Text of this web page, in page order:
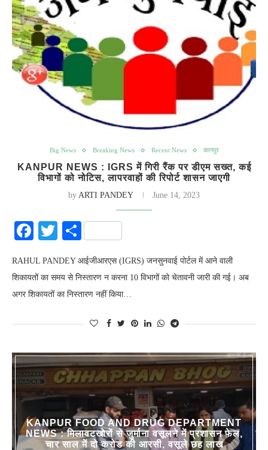
Big News Breaking News Recent News कानपुर
KANPUR NEWS : IGRS में गिरी रैंक पर डीएम सख्त, कई
विभागों को नोटिस, लापरवाहों की रिपोर्ट शासन जाएगी
by ARTI PANDEY June 14, 2023
Facebook
Twitter
Share
RAHUL PANDEY आईजीआरएस (IGRS) जनसुनवाई पोर्टल में आने वाली
शिकायतों का समय से निस्तारण न करना 10 विभागों को चेतावनी जारी की गई। अब
अगर शिकायतों का निस्तारण नहीं किया…
KANPUR FOOD AND DRUG DEPARTMENT
NEWS : मिलावटखोरों से जुर्माना वसूलने में प्रशासन फेल,
चार साल में दो करोड की आरसी, वसूले छह लाख